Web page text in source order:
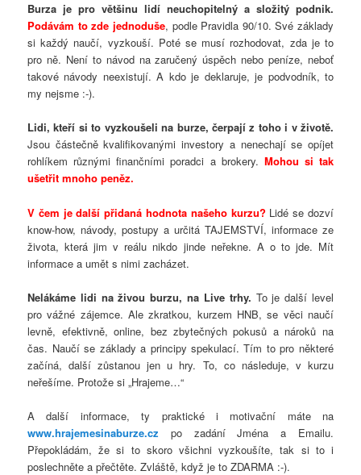
Burza je pro většinu lidí neuchopitelný a složitý podnik.
Podávám to zde jednoduše, podle Pravidla 90/10. Své základy
si každý naučí, vyzkouší. Poté se musí rozhodovat, zda je to
pro ně. Není to návod na zaručený úspěch nebo peníze, neboť
takové návody neexistují. A kdo je deklaruje, je podvodník, to
my nejsme :-).
Lidi, kteří si to vyzkoušeli na burze, čerpají z toho i v životě.
Jsou částečně kvalifikovanými investory a nenechají se opíjet
rohlíkem různými finančními poradci a brokery. Mohou si tak
ušetřit mnoho peněz.
V čem je další přidaná hodnota našeho kurzu? Lidé se dozví
know-how, návody, postupy a určitá TAJEMSTVÍ, informace ze
života, která jim v reálu nikdo jinde neřekne. A o to jde. Mít
informace a umět s nimi zacházet.
Nelákáme lidi na živou burzu, na Live trhy. To je další level
pro vážné zájemce. Ale zkratkou, kurzem HNB, se věci naučí
levně, efektivně, online, bez zbytečných pokusů a nároků na
čas. Naučí se základy a principy spekulací. Tím to pro některé
začíná, další zůstanou jen u hry. To, co následuje, v kurzu
neřešíme. Protože si „Hrajeme…“
A další informace, ty praktické i motivační máte na
www.hrajemesinaburze.cz po zadání Jména a Emailu.
Přepokládám, že si to skoro všichni vyzkoušíte, tak si to i
poslechněte a přečtěte. Zvláště, když je to ZDARMA :-).